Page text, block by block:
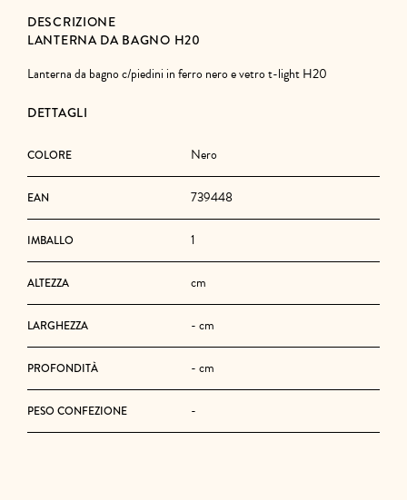
DESCRIZIONE
LANTERNA DA BAGNO H20
Lanterna da bagno c/piedini in ferro nero e vetro t-light H20
DETTAGLI
COLORE Nero
EAN 739448
IMBALLO 1
ALTEZZA cm
LARGHEZZA - cm
PROFONDITÀ - cm
PESO CONFEZIONE -